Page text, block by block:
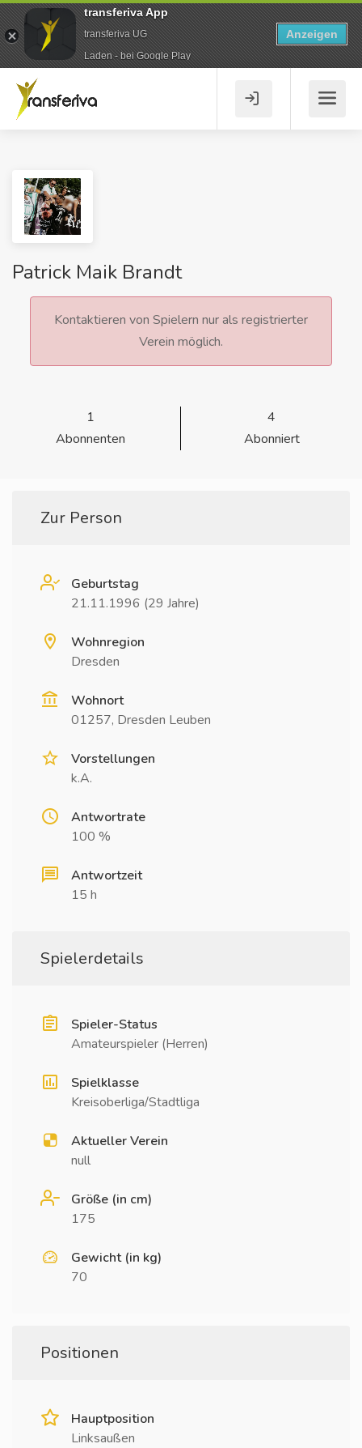
Patrick Maik Brandt
Kontaktieren von Spielern nur als registrierter
Verein möglich.
1
Abonnenten
4
Abonniert
Zur Person
Geburtstag
21.11.1996 (29 Jahre)
Wohnregion
Dresden
Wohnort
01257, Dresden Leuben
Vorstellungen
k.A.
Antwortrate
100 %
Antwortzeit
15 h
Spielerdetails
Spieler-Status
Amateurspieler (Herren)
Spielklasse
Kreisoberliga/Stadtliga
Aktueller Verein
null
Größe (in cm)
175
Gewicht (in kg)
70
Positionen
Hauptposition
Linksaußen
transferiva App
transferiva UG
Laden - bei Google Play
Anzeigen